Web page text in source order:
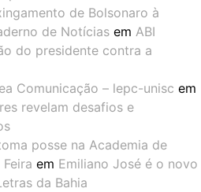
de Bolsonaro à
de Notícias em ABI
do presidente contra a
Comunicação – lepc-unisc em
revelam desafios e
posse na Academia de
em Emiliano José é o novo
da Bahia